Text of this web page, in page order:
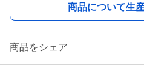
商品について生
商品をシェア